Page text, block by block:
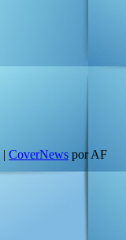
| CoverNews por AF